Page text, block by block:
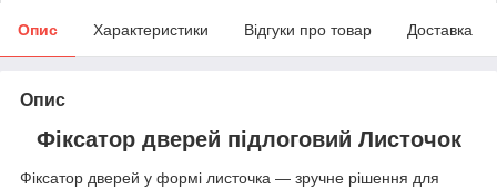
Опис Характеристики Відгуки про товар Доставка
Опис
Фіксатор дверей підлоговий Листочок
Фіксатор дверей у формі листочка — зручне рішення для